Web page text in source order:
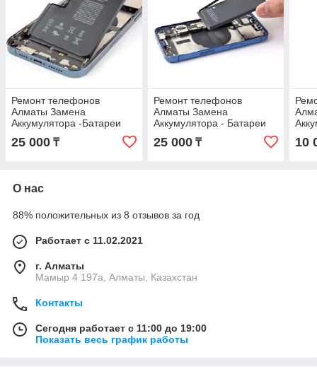
Ремонт телефонов
Алматы Замена
Аккумулятора -Батареи
iPhone 17 Pro Оригинал С
гарантией !
25 000 ₸
Ремонт телефонов
Алматы Замена
Аккумулятора - Батареи
iPhone 17 Оригинал С
гарантией !
25 000₸ 10
О нас
88% положительных из 8 отзывов за год
Работает с 11.02.2021
г. Алматы
Мамыр 4 197а, Алматы, Казахстан
Контакты
Сегодня работает с 11:00 до 19:00
Показать весь график работы